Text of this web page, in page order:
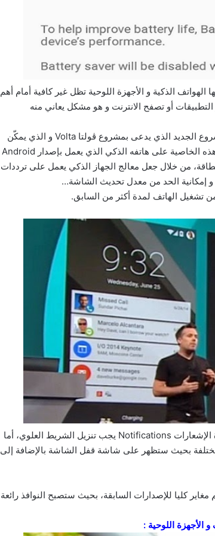
الهواتف الذكية و الأجهزة اللوحية تظل غير كافية أمام أهم
أو تصفح الانترنت و هو مشكل يعاني منه
و لهذا فقد قامت جوجل بجعل إصدار أندرويد 5.0 ضمن المشروع الجديد الذي يدعى بمشروع ڤولتا Volta و الذي يمكّن
المستخدم من تفعيل خاصية Power Saving، و عند تفعيل هذه الخاصية على هاتفه الذكي الذي يعمل بإصدار Android
من خلال جعل معالج الجهاز الذكي يعمل على ترددات
كما هو معروف في إصدارات الأندرويد فإنه من أجل مشاهدة الإشعارات Notifications يجب تنزيل الشريط العلوي، أما
بحيث ستظهر على شاشة قفل الشاشة بالإضافة إلى
يأتي الإصدار القادم من الاندرويد 5.0 بتصميم مغاير كليا للإصدارات السابقة، بحيث ستصبح النوافذ رائعة